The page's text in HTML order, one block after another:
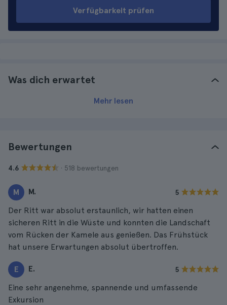
Verfügbarkeit prüfen
Was dich erwartet
Mehr lesen
Bewertungen
4.6 · 518 bewertungen
M M. 5
Der Ritt war absolut erstaunlich, wir hatten einen
sicheren Ritt in die Wüste und konnten die Landschaft
vom Rücken der Kamele aus genießen. Das Frühstück
hat unsere Erwartungen absolut übertroffen.
E E. 5
Eine sehr angenehme, spannende und umfassende
Exkursion